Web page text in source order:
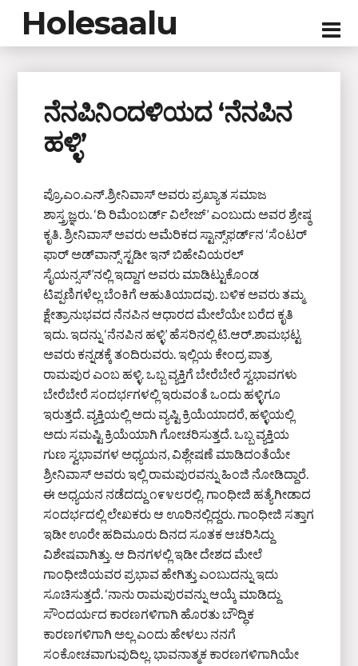
Holesaalu
ನೆನಪಿನಿಂದಳಿಯದ ‘ನೆನಪಿನ
ಹಳ್ಳಿ’
ಪ್ರೊ.ಎಂ.ಎನ್.ಶ್ರೀನಿವಾಸ್ ಅವರು ಪ್ರಖ್ಯಾತ ಸಮಾಜ
ಶಾಸ್ತ್ರಜ್ಞರು. ‘ದಿ ರಿಮೆಂಬರ್ಡ್ ವಿಲೇಜ್’ ಎಂಬುದು ಅವರ ಶ್ರೇಷ್ಠ
ಕೃತಿ. ಶ್ರೀನಿವಾಸ್ ಅವರು ಅಮೆರಿಕದ ಸ್ಟಾನ್ಸ್‌ಫರ್ಡ್‌ನ ‘ಸೆಂಟರ್
ಫಾರ್ ಅಡ್‌ವಾನ್ಸ್ ಸ್ಟಡೀ ಇನ್ ಬಿಹೇವಿಯರಲ್
ಸೈಯನ್ಸಸ್’ನಲ್ಲಿ ಇದ್ದಾಗ ಅವರು ಮಾಡಿಟ್ಟುಕೊಂಡ
ಟಿಪ್ಪಣಿಗಳೆಲ್ಲ ಬೆಂಕಿಗೆ ಆಹುತಿಯಾದವು. ಬಳಿಕ ಅವರು ತಮ್ಮ
ಕ್ಷೇತ್ರಾನುಭವದ ನೆನಪಿನ ಆಧಾರದ ಮೇಲೆಯೇ ಬರೆದ ಕೃತಿ
ಇದು. ಇದನ್ನು ‘ನೆನಪಿನ ಹಳ್ಳಿ’ ಹೆಸರಿನಲ್ಲಿ ಟಿ.ಆರ್.ಶಾಮಭಟ್ಟ
ಅವರು ಕನ್ನಡಕ್ಕೆ ತಂದಿರುವರು. ಇಲ್ಲಿಯ ಕೇಂದ್ರ ಪಾತ್ರ
ರಾಮಪುರ ಎಂಬ ಹಳ್ಳಿ. ಒಬ್ಬ ವ್ಯಕ್ತಿಗೆ ಬೇರೆಬೇರೆ ಸ್ವಭಾವಗಳು
ಬೇರೆಬೇರೆ ಸಂದರ್ಭಗಳಲ್ಲಿ ಇರುವಂತೆ ಒಂದು ಹಳ್ಳಿಗೂ
ಇರುತ್ತದೆ. ವ್ಯಕ್ತಿಯಲ್ಲಿ ಅದು ವ್ಯಷ್ಟಿ ಕ್ರಿಯೆಯಾದರೆ, ಹಳ್ಳಿಯಲ್ಲಿ
ಅದು ಸಮಷ್ಟಿ ಕ್ರಿಯೆಯಾಗಿ ಗೋಚರಿಸುತ್ತದೆ. ಒಬ್ಬ ವ್ಯಕ್ತಿಯ
ಗುಣ ಸ್ವಭಾವಗಳ ಅಧ್ಯಯನ, ವಿಶ್ಲೇಷಣೆ ಮಾಡಿದಂತೆಯೇ
ಶ್ರೀನಿವಾಸ್ ಅವರು ಇಲ್ಲಿ ರಾಮಪುರವನ್ನು ಹಿಂಜಿ ನೋಡಿದ್ದಾರೆ.
ಈ ಅಧ್ಯಯನ ನಡೆದದ್ದು ೧೯೪೮ರಲ್ಲಿ. ಗಾಂಧೀಜಿ ಹತ್ಯೆಗೀಡಾದ
ಸಂದರ್ಭದಲ್ಲಿ ಲೇಖಕರು ಆ ಊರಿನಲ್ಲಿದ್ದರು. ಗಾಂಧೀಜಿ ಸತ್ತಾಗ
ಇಡೀ ಊರೇ ಹದಿಮೂರು ದಿನದ ಸೂತಕ ಆಚರಿಸಿದ್ದು
ವಿಶೇಷವಾಗಿತ್ತು. ಆ ದಿನಗಳಲ್ಲಿ ಇಡೀ ದೇಶದ ಮೇಲೆ
ಗಾಂಧೀಜಿಯವರ ಪ್ರಭಾವ ಹೇಗಿತ್ತು ಎಂಬುದನ್ನು ಇದು
ಸೂಚಿಸುತ್ತದೆ. ‘ನಾನು ರಾಮಪುರವನ್ನು ಆಯ್ಕೆ ಮಾಡಿದ್ದು
ಸೌಂದರ್ಯದ ಕಾರಣಗಳಿಗಾಗಿ ಹೊರತು ಬೌದ್ಧಿಕ
ಕಾರಣಗಳಿಗಾಗಿ ಅಲ್ಲ ಎಂದು ಹೇಳಲು ನನಗೆ
ಸಂಕೋಚವಾಗುವುದಿಲ್ಲ. ಭಾವನಾತ್ಮಕ ಕಾರಣಗಳಿಗಾಗಿಯೇ